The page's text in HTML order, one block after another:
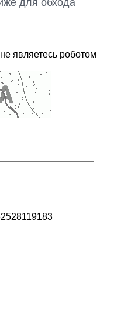
для обхода
являетесь роботом